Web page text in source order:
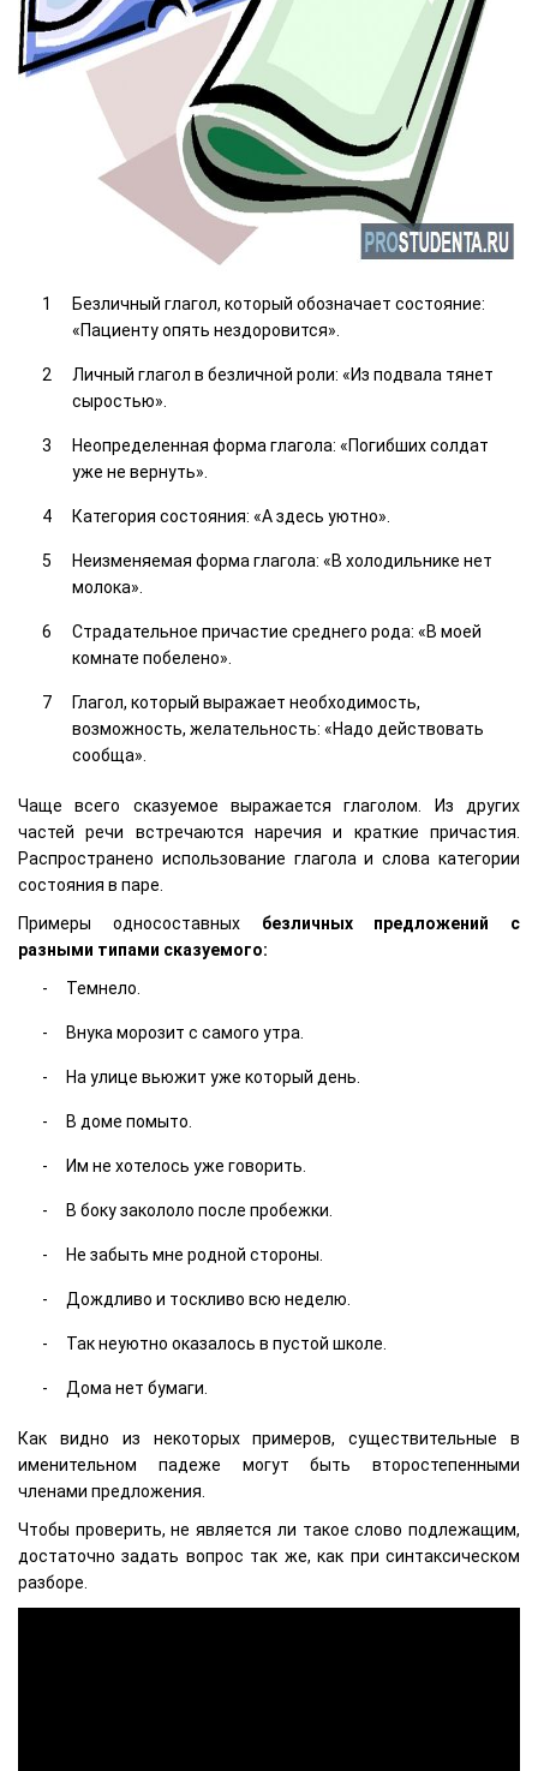
Безличный глагол, который обозначает состояние:
«Пациенту опять нездоровится».
Личный глагол в безличной роли: «Из подвала тянет
сыростью».
Неопределенная форма глагола: «Погибших солдат
уже не вернуть».
Категория состояния: «А здесь уютно».
Неизменяемая форма глагола: «В холодильнике нет
молока».
Страдательное причастие среднего рода: «В моей
комнате побелено».
Глагол, который выражает необходимость,
возможность, желательность: «Надо действовать
сообща».
Чаще всего сказуемое выражается глаголом. Из других
частей речи встречаются наречия и краткие причастия.
Распространено использование глагола и слова категории
состояния в паре.
Примеры односоставных безличных предложений с
разными типами сказуемого:
Темнело.
Внука морозит с самого утра.
На улице вьюжит уже который день.
В доме помыто.
Им не хотелось уже говорить.
В боку закололо после пробежки.
Не забыть мне родной стороны.
Дождливо и тоскливо всю неделю.
Так неуютно оказалось в пустой школе.
Дома нет бумаги.
Как видно из некоторых примеров, существительные в
именительном падеже могут быть второстепенными
членами предложения.
Чтобы проверить, не является ли такое слово подлежащим,
достаточно задать вопрос так же, как при синтаксическом
разборе.